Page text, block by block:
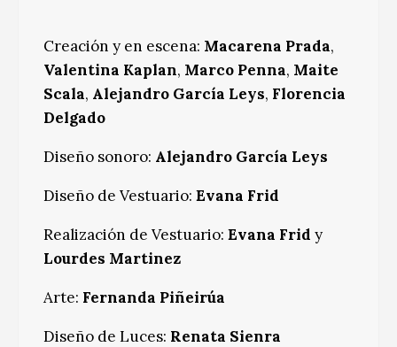
Creación y en escena: Macarena Prada,
Valentina Kaplan, Marco Penna, Maite
Scala, Alejandro García Leys, Florencia
Delgado
Diseño sonoro: Alejandro García Leys
Diseño de Vestuario: Evana Frid
Realización de Vestuario: Evana Frid y
Lourdes Martinez
Arte: Fernanda Piñeirúa
Diseño de Luces: Renata Sienra